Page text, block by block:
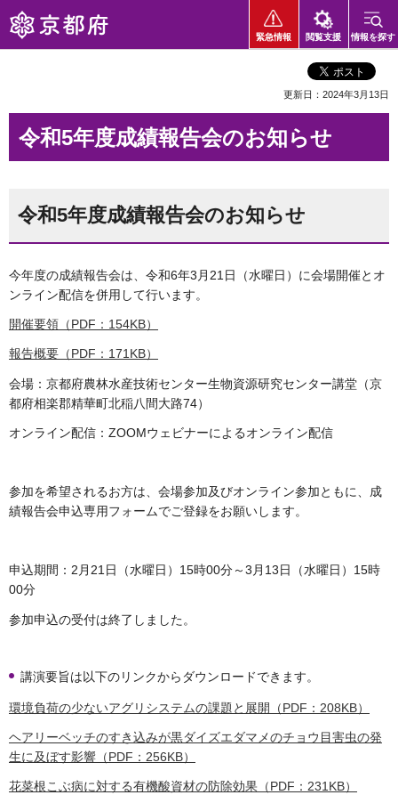
京都府
緊急情報 閲覧支援 情報を探す
更新日：2024年3月13日
令和5年度成績報告会のお知らせ
令和5年度成績報告会のお知らせ
今年度の成績報告会は、令和6年3月21日（水曜日）に会場開催とオ
ンライン配信を併用して行います。
開催要領（PDF：154KB）
報告概要（PDF：171KB）
会場：京都府農林水産技術センター生物資源研究センター講堂（京
都府相楽郡精華町北稲八間大路74）
オンライン配信：ZOOMウェビナーによるオンライン配信
参加を希望されるお方は、会場参加及びオンライン参加ともに、成
績報告会申込専用フォームでご登録をお願いします。
申込期間：2月21日（水曜日）15時00分～3月13日（水曜日）15時
00分
参加申込の受付は終了しました。
講演要旨は以下のリンクからダウンロードできます。
環境負荷の少ないアグリシステムの課題と展開（PDF：208KB）
ヘアリーベッチのすき込みが黒ダイズエダマメのチョウ目害虫の発
生に及ぼす影響（PDF：256KB）
花菜根こぶ病に対する有機酸資材の防除効果（PDF：231KB）